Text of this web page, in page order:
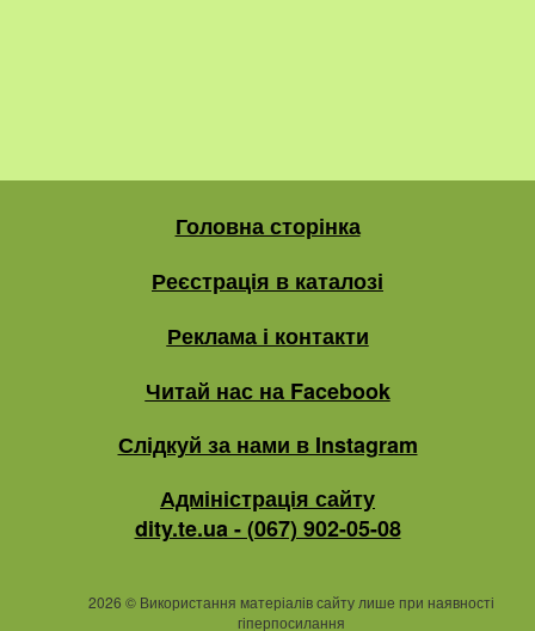
Головна сторінка
Реєстрація в каталозі
Реклама і контакти
Читай нас на Facebook
Слідкуй за нами в Instagram
Адміністрація сайту
dity.te.ua - (067) 902-05-08
2026 © Використання матеріалів сайту лише при наявності
гіперпосилання